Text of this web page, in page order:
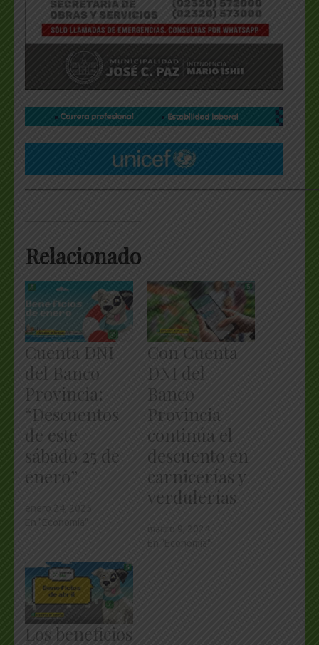
Relacionado
Cuenta DNI
del Banco
Provincia:
“Descuentos
de este
sábado 25 de
enero”
Con Cuenta
DNI del
Banco
Provincia
continúa el
descuento en
carnicerías y
verdulerías
Los beneficios